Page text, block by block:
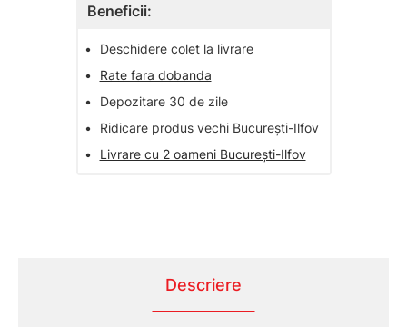
Beneficii:
•
Deschidere colet la livrare
•
Rate fara dobanda
•
Depozitare 30 de zile
•
Ridicare produs vechi București-Ilfov
•
Livrare cu 2 oameni București-Ilfov
Descriere